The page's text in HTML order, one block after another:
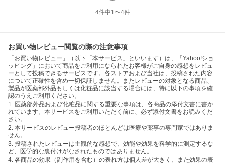
4件中1〜4件
お買い物レビュー閲覧の際の注意事項
「お買い物レビュー」（以下「本サービス」といいます）は、「Yahoo!ショ
ッピング」において商品をご利用になられたお客様がご自身の感想をレビュ
ーとして投稿できるサービスです。各ストアおよび当社は、投稿された内容
について正確性を含め一切保証しません。またレビューの対象となる商品、
製品が医薬部外品もしくは化粧品に該当する場合には、特に以下の事項を確
認のうえご利用ください。
1. 医薬部外品および化粧品に関する重要な事項は、各商品の添付文書に書か
れています。本サービスをご利用いただく前に、必ず添付文書をお読みくだ
さい。
2. 本サービスのレビュー投稿者のほとんどは医療や薬事の専門家ではありま
せん。
3. 投稿されたレビューは主観的な感想で、効能や効果を科学的に測定するな
ど、医学的な裏付けがなされたものではありません。
4. 各商品の効果（副作用を含む）の表れ方は個人差が大きく、また効果の表